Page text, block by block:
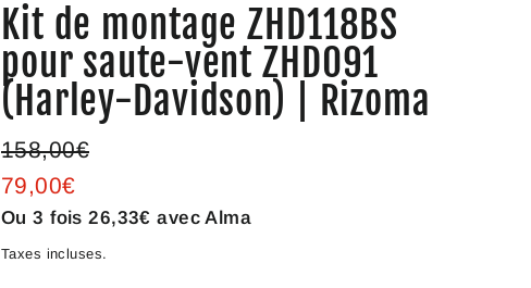
Kit de montage ZHD118BS
pour saute-vent ZHD091
(Harley-Davidson) | Rizoma
Prix
régulier
158,00€
79,00€
Ou 3 fois26,33€avec Alma
Taxes incluses.